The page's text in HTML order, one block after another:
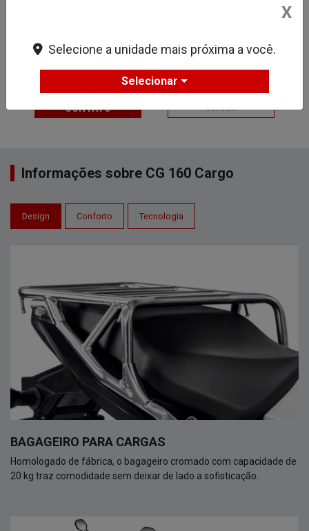
ENTRAR EM
CONTATO
Comparar
Informações sobre CG 160 Cargo
Design Conforto Tecnologia
BAGAGEIRO PARA CARGAS
Homologado de fábrica, o bagageiro cromado com capacidade de
20 kg traz comodidade sem deixar de lado a sofisticação.
X
Selecione a unidade mais próxima a você.
Selecionar